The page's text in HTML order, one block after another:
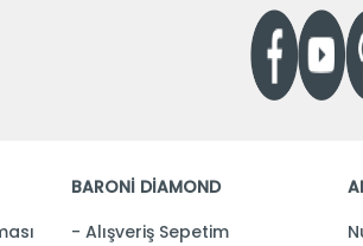
BARONİ DİAMOND
Alışveriş Sepetim